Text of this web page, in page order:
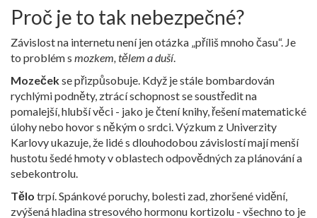
Proč je to tak nebezpečné?
Závislost na internetu není jen otázka „příliš mnoho času“. Je
to problém s mozkem, tělem a duší.
Mozečekse přizpůsobuje. Když je stále bombardován
rychlými podněty, ztrácí schopnost se soustředit na
pomalejší, hlubší věci - jako je čtení knihy, řešení matematické
úlohy nebo hovor s někým o srdci. Výzkum z Univerzity
Karlovy ukazuje, že lidé s dlouhodobou závislostí mají menší
hustotu šedé hmoty v oblastech odpovědných za plánování a
sebekontrolu.
Tělo trpí. Spánkové poruchy, bolesti zad, zhoršené vidění,
zvýšená hladina stresového hormonu kortizolu - všechno to je